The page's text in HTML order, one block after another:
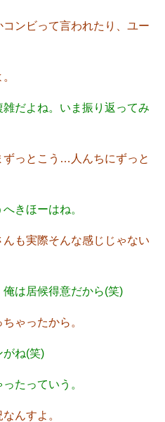
ンビって言われたり、ユー
だよね。いま振り返ってみ
っとこう…人んちにずっと
きほーはね。
も実際そんな感じじゃない
は居候得意だから(笑)
ゃったから。
がね(笑)
たっていう。
んすよ。